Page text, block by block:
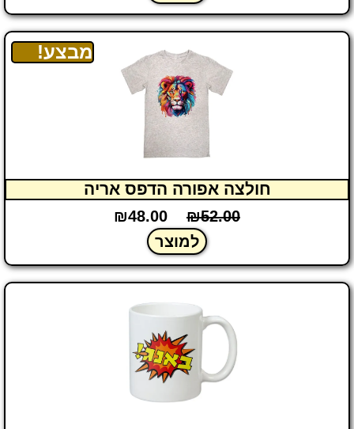
מבצע!
חולצה אפורה הדפס אריה
₪52.00
₪48.00
למוצר